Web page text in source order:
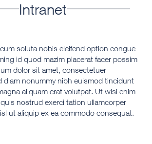
Intranet
soluta nobis eleifend option congue
id quod mazim placerat facer possim
dolor sit amet, consectetuer
diam nonummy nibh euismod tincidunt
aliquam erat volutpat. Ut wisi enim
nostrud exerci tation ullamcorper
ut aliquip ex ea commodo consequat.